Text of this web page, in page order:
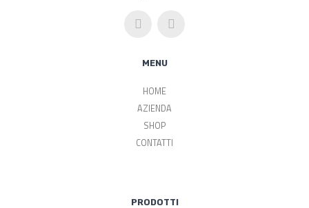
MENU
HOME
AZIENDA
SHOP
CONTATTI
PRODOTTI